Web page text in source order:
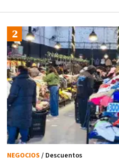
NEGOCIOS / Descuentos